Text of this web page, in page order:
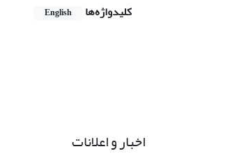
کلیدواژه‌ها English
اخبار و اعلانات